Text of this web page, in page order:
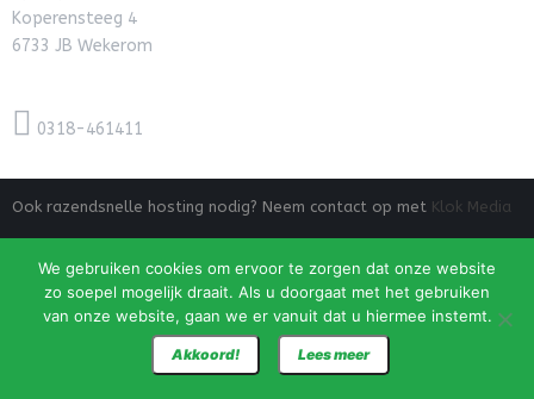
Koperensteeg 4
6733 JB Wekerom
0318-461411
Ook razendsnelle hosting nodig? Neem contact op met Klok Media
We gebruiken cookies om ervoor te zorgen dat onze website
zo soepel mogelijk draait. Als u doorgaat met het gebruiken
van onze website, gaan we er vanuit dat u hiermee instemt.
Akkoord! Lees meer